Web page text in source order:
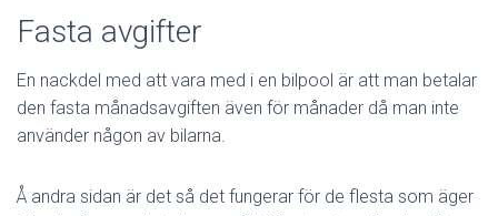
Fasta avgifter
En nackdel med att vara med i en bilpool är att man betalar
den fasta månadsavgiften även för månader då man inte
använder någon av bilarna.
Å andra sidan är det så det fungerar för de flesta som äger